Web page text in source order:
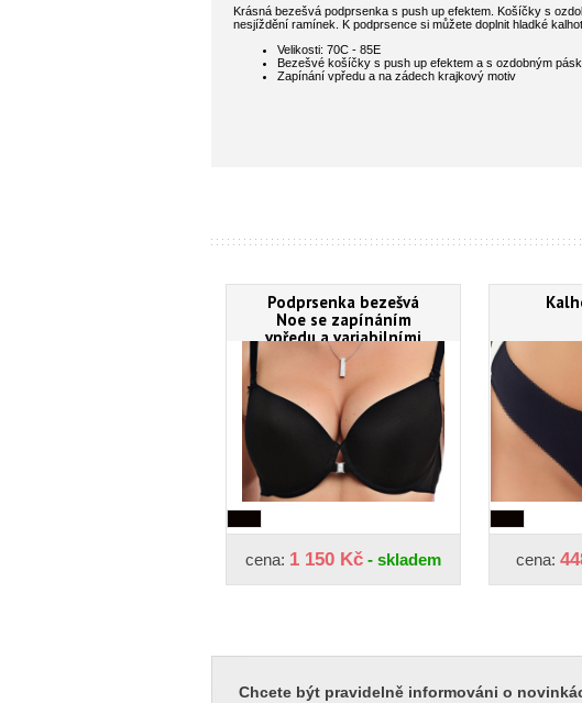
Krásná bezešvá podprsenka s push up efektem. Košíčky s
nesjíždění ramínek. K podprsence si můžete doplnit hladké
Velikosti: 70C - 85E
Bezešvé košíčky s push up efektem a s ozdobným
Zapínání vpředu a na zádech krajkový motiv
Podprsenka bezešvá
Noe se zapínáním
vpředu a variabilními
ramínky
cena: 1 150 Kč - skladem cena:
Chcete být pravidelně informováni o